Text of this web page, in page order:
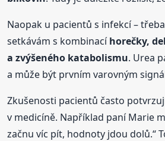
Naopak u pacientů s infekcí –
setkávám s kombinacíhorečky,
a zvýšeného katabolismu. Urea
a může být prvním varovným
Zkušenosti pacientů často
v medicíně. Například paní Marie
začnu víc pít, hodnoty jdou dolů.“